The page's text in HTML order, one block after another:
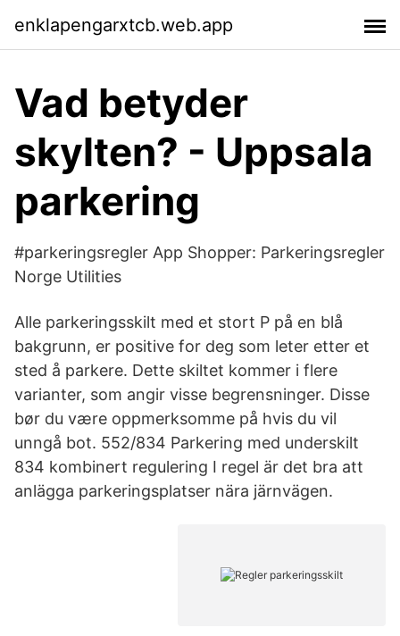
enklapengarxtcb.web.app
Vad betyder
skylten? - Uppsala
parkering
#parkeringsregler App Shopper: Parkeringsregler
Norge Utilities
Alle parkeringsskilt med et stort P på en blå
bakgrunn, er positive for deg som leter etter et
sted å parkere. Dette skiltet kommer i flere
varianter, som angir visse begrensninger. Disse
bør du være oppmerksomme på hvis du vil
unngå bot. 552/834 Parkering med underskilt
834 kombinert regulering I regel är det bra att
anlägga parkeringsplatser nära järnvägen.